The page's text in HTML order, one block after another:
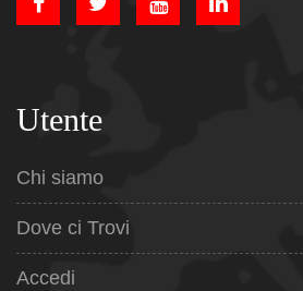
Utente
Chi siamo
Dove ci Trovi
Accedi